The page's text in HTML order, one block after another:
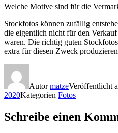
Welche Motive sind für die
Stockfotos können zufällig
die eigentlich nicht für den
waren. Die richtig guten
extra für diesen Zweck
AutormatzeVeröffentlicht
2020Kategorien Fotos
Schreibe einen